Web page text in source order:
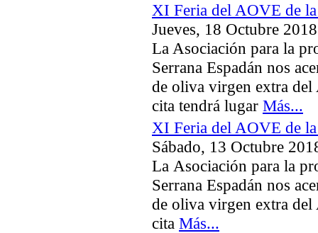
XI Feria del AOVE de
Jueves, 18 Octubre
La Asociación para la
Serrana Espadán nos
de oliva virgen extra del
cita tendrá lugar Más...
XI Feria del AOVE de
Sábado, 13 Octubre
La Asociación para la
Serrana Espadán nos
de oliva virgen extra del
cita Más...